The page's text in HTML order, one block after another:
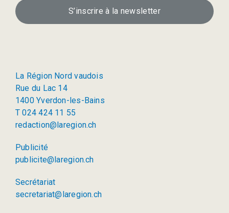
S’inscrire à la newsletter
La Région Nord vaudois
Rue du Lac 14
1400 Yverdon-les-Bains
T 024 424 11 55
redaction@laregion.ch
Publicité
publicite@laregion.ch
Secrétariat
secretariat@laregion.ch